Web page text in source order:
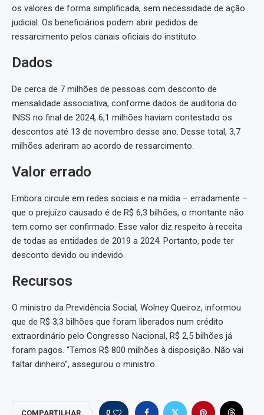
os valores de forma simplificada, sem necessidade de ação
judicial. Os beneficiários podem abrir pedidos de
ressarcimento pelos canais oficiais do instituto.
Dados
De cerca de 7 milhões de pessoas com desconto de
mensalidade associativa, conforme dados de auditoria do
INSS no final de 2024, 6,1 milhões haviam contestado os
descontos até 13 de novembro desse ano. Desse total, 3,7
milhões aderiram ao acordo de ressarcimento.
Valor errado
Embora circule em redes sociais e na mídia – erradamente –
que o prejuízo causado é de R$ 6,3 bilhões, o montante não
tem como ser confirmado. Esse valor diz respeito à receita
de todas as entidades de 2019 a 2024. Portanto, pode ter
desconto devido ou indevido.
Recursos
O ministro da Previdência Social, Wolney Queiroz, informou
que de R$ 3,3 bilhões que foram liberados num crédito
extraordinário pelo Congresso Nacional, R$ 2,5 bilhões já
foram pagos. “Temos R$ 800 milhões à disposição. Não vai
faltar dinheiro”, assegurou o ministro.
COMPARTILHAR 0